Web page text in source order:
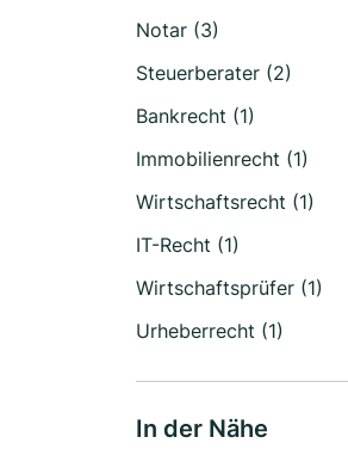
Notar (3)
Steuerberater (2)
Bankrecht (1)
Immobilienrecht (1)
Wirtschaftsrecht (1)
IT-Recht (1)
Wirtschaftsprüfer (1)
Urheberrecht (1)
In der Nähe